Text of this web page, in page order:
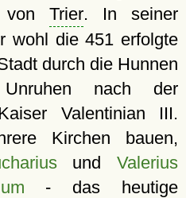
Trier. In seiner
wohl die 451 erfolgte
durch die Hunnen
nach der
Valentinian III.
Kirchen bauen,
und Valerius
- das heutige